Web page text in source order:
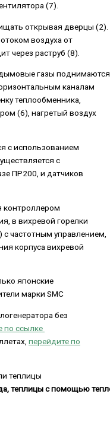
(7).
открывая дверцы (2).
воздуха от
через раструб (8).
дымовые газы поднимаются
каналам
теплообменника,
(6), нагретый воздух
с использованием
с
ПР200, и датчиков
контроллером
в вихревой горелки
частотным управлением,
корпуса вихревой
японские
марки SMC
без
по ссылке
перейдите по
теплицы с помощью